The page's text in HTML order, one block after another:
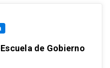
de Gobierno